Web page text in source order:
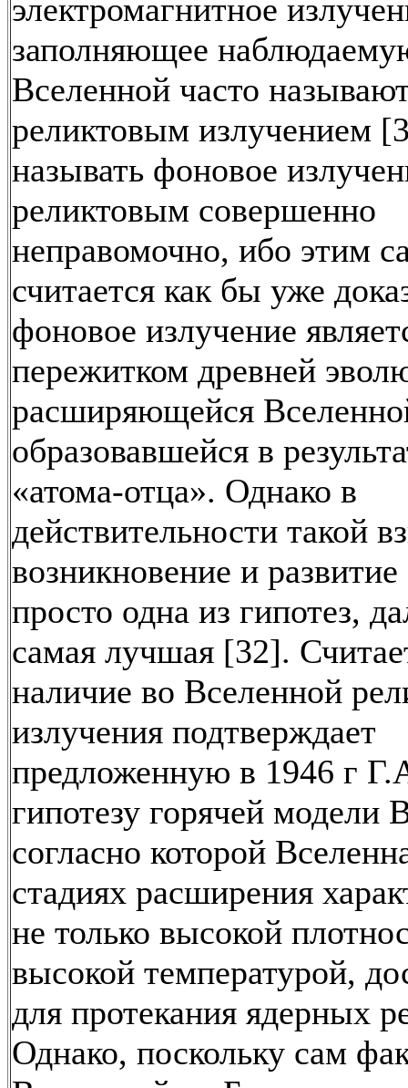
электромагнитное
заполняющее
Вселенной часто
реликтовым излучением
называть фоновое
реликтовым совершенно
неправомочно, ибо этим
считается как бы уже
фоновое излучение
пережитком древней
расширяющейся
образовавшейся в
«атома-отца». Однако в
действительности такой
возникновение и
просто одна из гипотез,
самая лучшая [32].
наличие во Вселенной
излучения подтверждает
предложенную в 1946 г
гипотезу горячей модели
согласно которой
стадиях расширения
не только высокой
высокой температурой,
для протекания ядерных
Однако, поскольку сам